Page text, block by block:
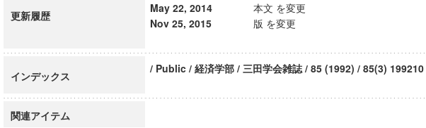
更新履歴
May 22, 2014
本文 を変更
Nov 25, 2015
版 を変更
インデックス
/ Public / 経済学部 / 三田学会雑誌 / 85 (1992) / 85(3) 199210
関連アイテム